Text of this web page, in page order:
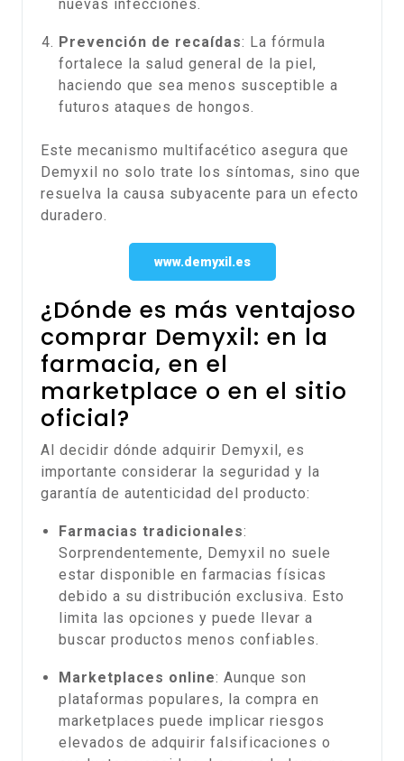
nuevas infecciones.
Prevención de recaídas: La fórmula
fortalece la salud general de la piel,
haciendo que sea menos susceptible a
futuros ataques de hongos.
Este mecanismo multifacético asegura que
Demyxil no solo trate los síntomas, sino que
resuelva la causa subyacente para un efecto
duradero.
www.demyxil.es
¿Dónde es más ventajoso
comprar Demyxil: en la
farmacia, en el
marketplace o en el sitio
oficial?
Al decidir dónde adquirir Demyxil, es
importante considerar la seguridad y la
garantía de autenticidad del producto:
Farmacias tradicionales:
Sorprendentemente, Demyxil no suele
estar disponible en farmacias físicas
debido a su distribución exclusiva. Esto
limita las opciones y puede llevar a
buscar productos menos confiables.
Marketplaces online: Aunque son
plataformas populares, la compra en
marketplaces puede implicar riesgos
elevados de adquirir falsificaciones o